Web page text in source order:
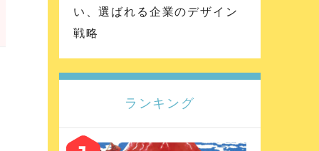
い、選ばれる企業のデザイン
戦略
ランキング